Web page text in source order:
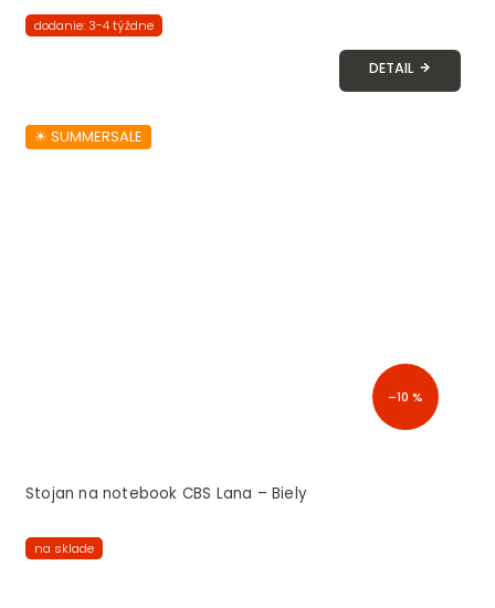
dodanie: 3-4 týždne
DETAIL
☀︎ SUMMERSALE
–10 %
Stojan na notebook CBS Lana – Biely
na sklade